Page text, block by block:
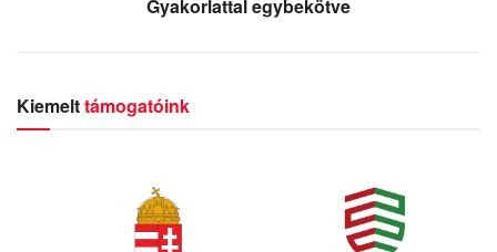
Gyakorlattal egybekötve
Kiemelttámogatóink